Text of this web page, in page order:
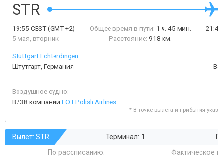
STR
19:55 CEST(GMT +2)
5 мая, вторник
Общее время в пути: 1 ч. 45 мин.
Расстояние: 918 км.
Stuttgart Echterdingen
Штутгарт, Германия
Воздушное судно:
B738 компании LOT Polish Airlines
* В точке вылета и прибытия
Вылет: STR Терминал: 1
По рассписанию:
Фактическое